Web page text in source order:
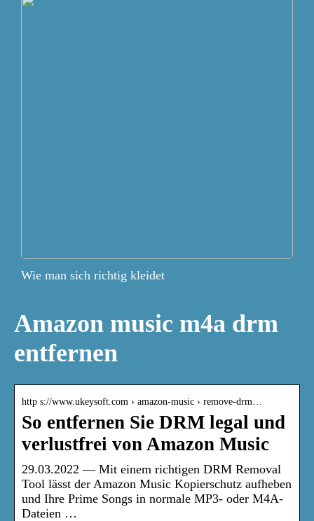
Wie man sich richtig kleidet
Amazon music m4a drm
entfernen
http s://www.ukeysoft.com › amazon-music › remove-drm…
So entfernen Sie DRM legal und
verlustfrei von Amazon Music
29.03.2022 — Mit einem richtigen DRM Removal
Tool lässt der Amazon Music Kopierschutz aufheben
und Ihre Prime Songs in normale MP3- oder M4A-
Dateien …